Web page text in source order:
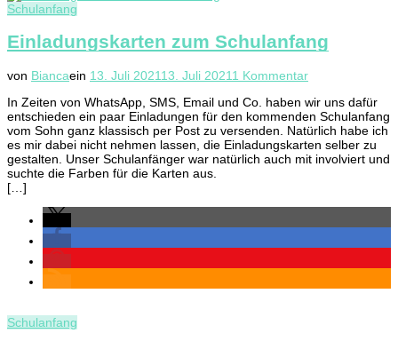
Schulanfang
Einladungskarten zum Schulanfang
von Biancaein 13. Juli 202113. Juli 20211 Kommentarzu
zum
Schulanfang
In Zeiten von WhatsApp, SMS, Email und Co. haben wir uns dafür
entschieden ein paar Einladungen für den kommenden Schulanfang
vom Sohn ganz klassisch per Post zu versenden. Natürlich habe ich
es mir dabei nicht nehmen lassen, die Einladungskarten selber zu
gestalten. Unser Schulanfänger war natürlich auch mit involviert und
suchte die Farben für die Karten aus.
[…]
Schulanfang